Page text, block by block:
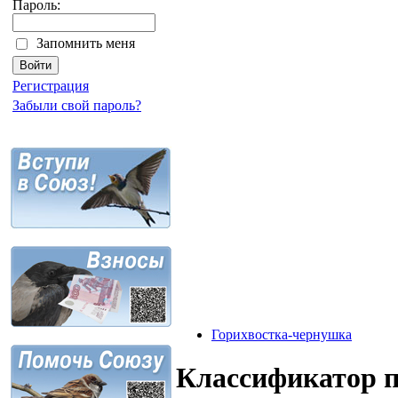
Пароль:
Запомнить меня
Регистрация
Забыли свой пароль?
Горихвостка-чернушка
Классификатор